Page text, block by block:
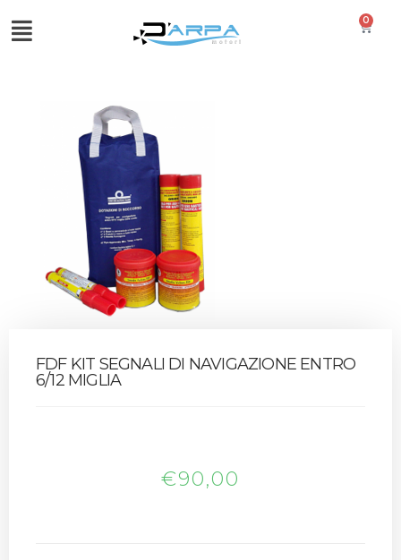
0
FDF KIT SEGNALI DI NAVIGAZIONE ENTRO
6/12 MIGLIA
€90,00